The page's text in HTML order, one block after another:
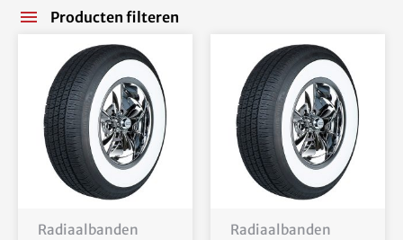
Producten filteren
Radiaalbanden Radiaalbanden